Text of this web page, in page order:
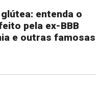
entenda o
pela ex-BBB
e outras famosas